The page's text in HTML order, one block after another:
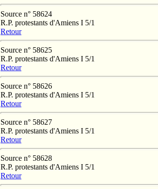
Source n° 58624
R.P. protestants d'Amiens I 5/1
Retour
Source n° 58625
R.P. protestants d'Amiens I 5/1
Retour
Source n° 58626
R.P. protestants d'Amiens I 5/1
Retour
Source n° 58627
R.P. protestants d'Amiens I 5/1
Retour
Source n° 58628
R.P. protestants d'Amiens I 5/1
Retour